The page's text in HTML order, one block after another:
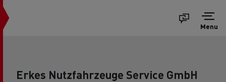
Menu
Erkes Nutzfahrzeuge Service GmbH